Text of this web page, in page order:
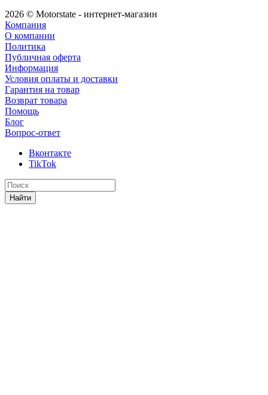
2026 © Motorstate - интернет-магазин
Компания
О компании
Политика
Публичная оферта
Информация
Условия оплаты и доставки
Гарантия на товар
Возврат товара
Помощь
Блог
Вопрос-ответ
Вконтакте
TikTok
Найти